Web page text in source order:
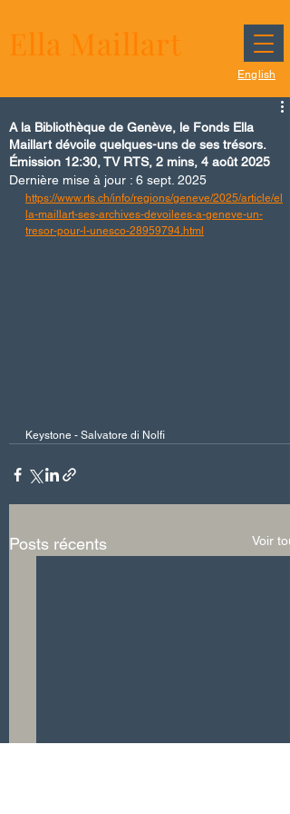
Ella Maillart
English
A la Bibliothèque de Genève, le Fonds Ella
Maillart dévoile quelques-uns de ses trésors.
Émission 12:30, TV RTS, 2 mins, 4 août 2025
Dernière mise à jour : 6 sept. 2025
https://www.rts.ch/info/regions/geneve/2025/article/el
la-maillart-ses-archives-devoilees-a-geneve-un-
tresor-pour-l-unesco-28959794.html
Keystone - Salvatore di Nolfi
Posts récents Voir